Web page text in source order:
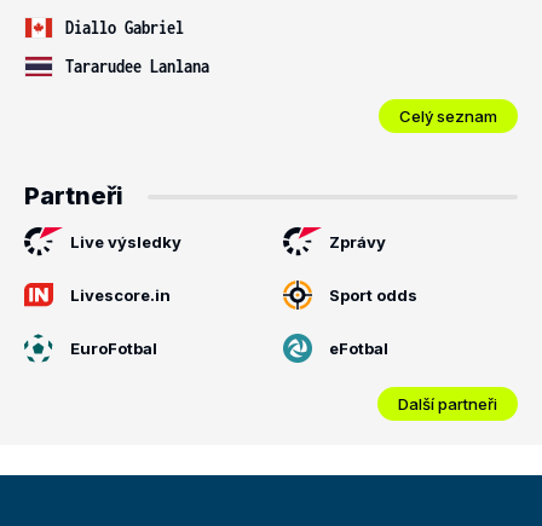
Diallo Gabriel
Tararudee Lanlana
Celý seznam
Partneři
Live výsledky Zprávy
Livescore.in Sport odds
EuroFotbal eFotbal
Další partneři